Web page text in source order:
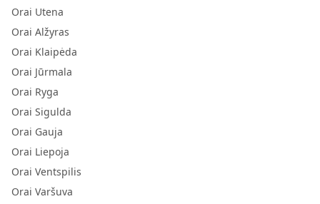
Orai Utena
Orai Alžyras
Orai Klaipėda
Orai Jūrmala
Orai Ryga
Orai Sigulda
Orai Gauja
Orai Liepoja
Orai Ventspilis
Orai Varšuva